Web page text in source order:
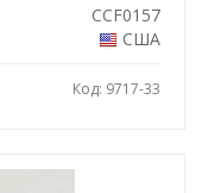
CCF0157
США
Код: 9717-33